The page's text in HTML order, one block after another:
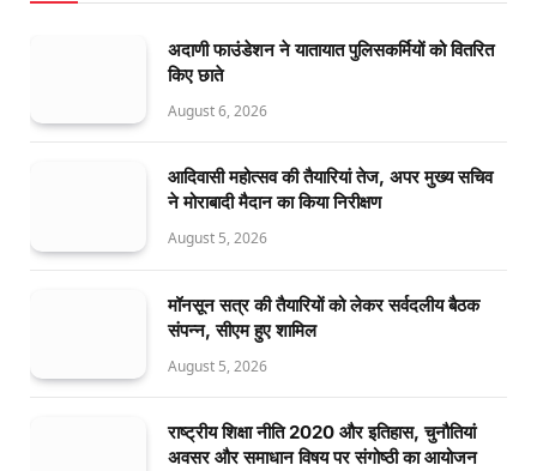
अदाणी फाउंडेशन ने यातायात पुलिसकर्मियों को वितरित
किए छाते
August 6, 2026
आदिवासी महोत्सव की तैयारियां तेज, अपर मुख्य सचिव
ने मोराबादी मैदान का किया निरीक्षण
August 5, 2026
मॉनसून सत्र की तैयारियों को लेकर सर्वदलीय बैठक
संपन्न, सीएम हुए शामिल
August 5, 2026
राष्ट्रीय शिक्षा नीति 2020 और इतिहास, चुनौतियां
अवसर और समाधान विषय पर संगोष्ठी का आयोजन